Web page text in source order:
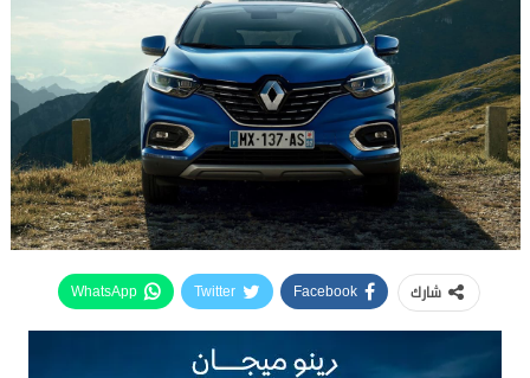
شارك Facebook
Twitter
WhatsApp